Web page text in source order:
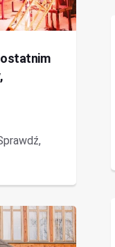
ostatnim